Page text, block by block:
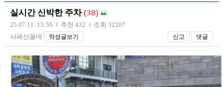
장착시공사진
실시간 신박한 주차 (38)
25.07.11 13:56 추천 432
조회 32207
사패산꼴데
작성글보기 신고 댓글